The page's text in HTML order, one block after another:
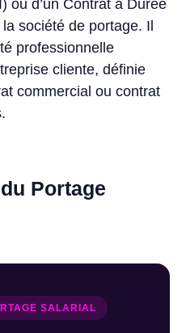
ou d’un Contrat à Durée
société de portage. Il
professionnelle
cliente, définie
commercial ou contrat
Portage
SALARIAL